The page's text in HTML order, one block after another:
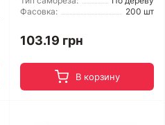
Фасовка:
200 шт
103.19 грн
В корзину